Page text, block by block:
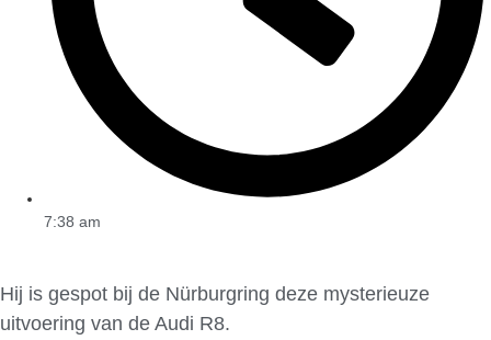
7:38 am
Hij is gespot bij de Nürburgring deze mysterieuze
uitvoering van de Audi R8.